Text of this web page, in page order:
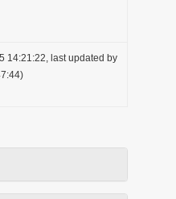
14:21:22, last updated by